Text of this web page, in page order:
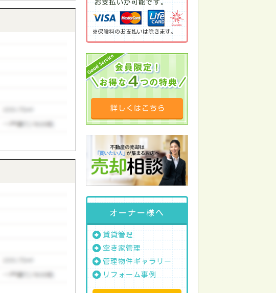
※保険料のお支払いは除きます。
オーナー様へ
賃貸管理
空き家管理
管理物件ギャラリー
リフォーム事例